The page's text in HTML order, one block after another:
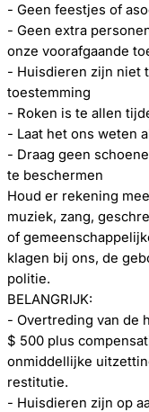
- Geen feestjes of
- Geen extra
onze voorafgaande
- Huisdieren zijn niet
toestemming
- Roken is te allen
- Laat het ons weten
- Draag geen
te beschermen
Houd er rekening
muziek, zang,
of
klagen bij ons, de
politie.
BELANGRIJK:
- Overtreding van de
$ 500 plus
onmiddellijke
restitutie.
- Huisdieren zijn op